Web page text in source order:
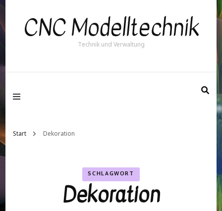
CNC Modelltechnik
Technik und Verwaltung
Start Dekoration
SCHLAGWORT
Dekoration